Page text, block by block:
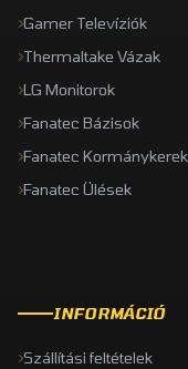
Gamer Televíziók
Thermaltake Vázak
LG Monitorok
Fanatec Bázisok
Fanatec
Fanatec Ülések
INFORMÁCIÓ
Szállítási feltételek